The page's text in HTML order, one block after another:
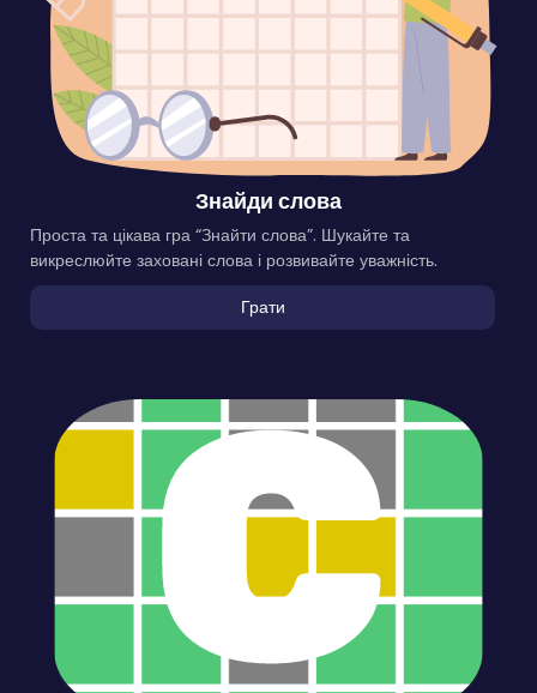
Знайди слова
Проста та цікава гра “Знайти слова”. Шукайте та
викреслюйте заховані слова і розвивайте уважність.
Грати